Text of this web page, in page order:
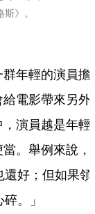
》。
年輕的演員擔
電影帶來另外
演員越是年輕
。舉例來說，
好；但如果領
。」